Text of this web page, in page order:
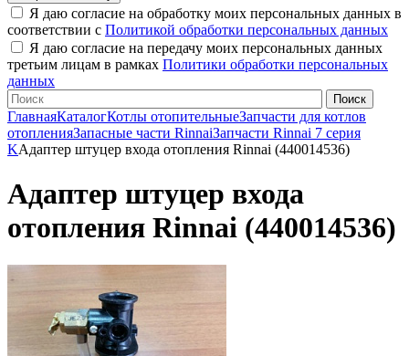
Я даю согласие на обработку моих персональных данных в
соответствии с Политикой обработки персональных данных
Я даю согласие на передачу моих персональных данных
третьим лицам в рамках Политики обработки персональных
данных
ГлавнаяКаталогКотлы отопительныеЗапчасти для котлов
отопленияЗапасные части RinnaiЗапчасти Rinnai 7 серия
KАдаптер штуцер входа отопления Rinnai (440014536)
Адаптер штуцер входа
отопления Rinnai (440014536)